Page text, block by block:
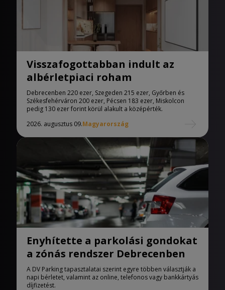
Visszafogottabban indult az
albérletpiaci roham
Debrecenben 220 ezer, Szegeden 215 ezer, Győrben és
Székesfehérváron 200 ezer, Pécsen 183 ezer, Miskolcon
pedig 130 ezer forint körül alakult a középérték.
2026. augusztus 09.Magyarország
Enyhítette a parkolási gondokat
a zónás rendszer Debrecenben
A DV Parking tapasztalatai szerint egyre többen választják a
napi bérletet, valamint az online, telefonos vagy bankkártyás
díjfizetést.